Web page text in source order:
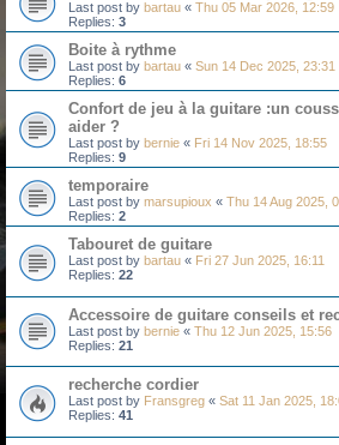
Last post by bartau « Thu 05 Mar 2026, 12:59
Replies: 3
Boite à rythme
Last post by bartau « Sun 14 Dec 2025, 23:31
Replies: 6
Confort de jeu à la guitare :un
aider ?
Last post by bernie « Fri 14 Nov 2025, 18:55
Replies: 9
temporaire
Last post by marsupioux « Thu 14 Aug 2025,
Replies: 2
Tabouret de guitare
Last post by bartau « Fri 27 Jun 2025, 16:11
Replies: 22
Accessoire de guitare conseils et
Last post by bernie « Thu 12 Jun 2025, 15:56
Replies: 21
recherche cordier
Last post by Fransgreg « Sat 11 Jan 2025,
Replies: 41